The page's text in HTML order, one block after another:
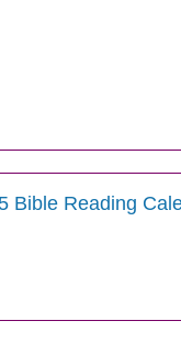
Bible Reading